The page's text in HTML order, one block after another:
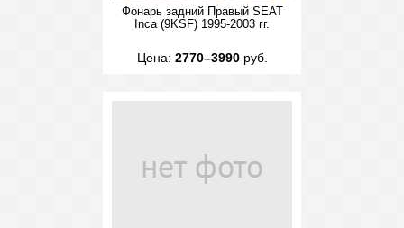
Фонарь задний Правый SEAT
Inca (9KSF) 1995-2003 гг.
Цена: 2770–3990руб.